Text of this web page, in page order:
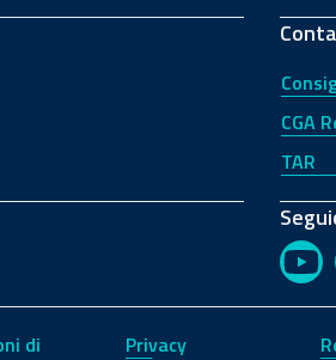
CGA
TAR
di
Privacy